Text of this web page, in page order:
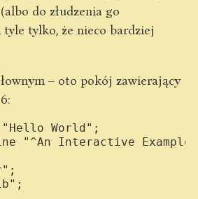
do złudzenia go
tylko, że nieco bardziej
– oto pokój zawierający
World";
"^An Interactive